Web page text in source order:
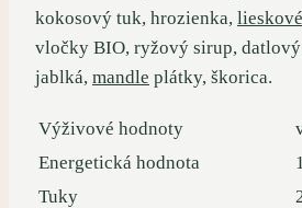
kokosový tuk, hrozienka, lieskové
vločky BIO, ryžový sirup, datlový
jablká, mandle plátky, škorica.
Výživové hodnoty
Energetická hodnota
Tuky